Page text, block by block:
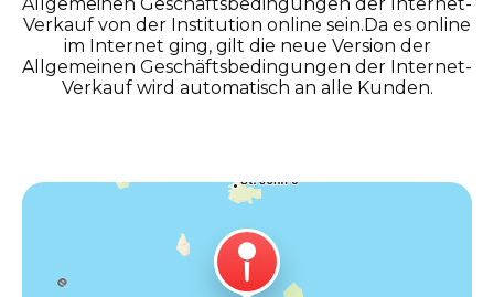
Verkauf von der Institution online sein.Da es online
im Internet ging, gilt die neue Version der
Allgemeinen Geschäftsbedingungen der Internet-
Verkauf wird automatisch an alle Kunden.